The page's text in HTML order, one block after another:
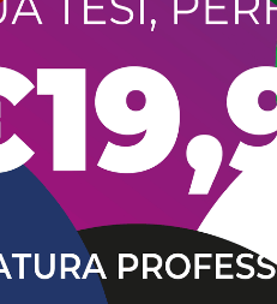
in Calabria: Amendolara
(Reggio Calabria); in
Limone sul Garda
(Lecce); in
Toscana: Monte Argentario